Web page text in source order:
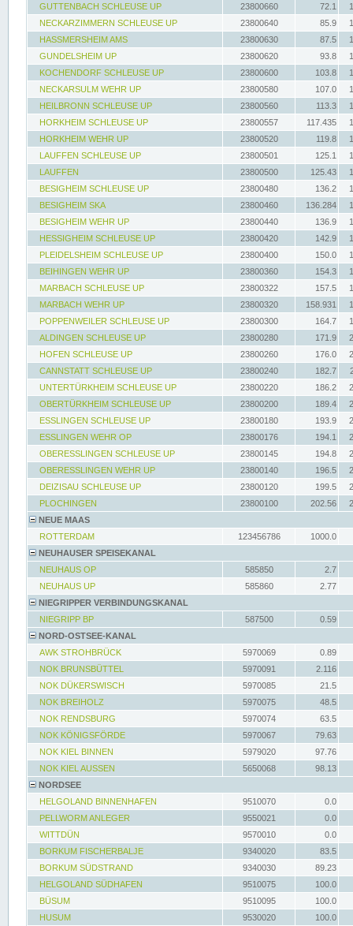
GUTTENBACH SCHLEUSE UP
23800660 72.1
NECKARZIMMERN SCHLEUSE UP
23800640 85.9
HASSMERSHEIM AMS
23800630 87.5
GUNDELSHEIM UP
23800620 93.8
KOCHENDORF SCHLEUSE UP
23800600 103.8
NECKARSULM WEHR UP
23800580 107.0
HEILBRONN SCHLEUSE UP
23800560 113.3
HORKHEIM SCHLEUSE UP
23800557 117.435
HORKHEIM WEHR UP
23800520 119.8
LAUFFEN SCHLEUSE UP
23800501 125.1
LAUFFEN
23800500 125.43
BESIGHEIM SCHLEUSE UP
23800480 136.2
BESIGHEIM SKA
23800460 136.284
BESIGHEIM WEHR UP
23800440 136.9
HESSIGHEIM SCHLEUSE UP
23800420 142.9
PLEIDELSHEIM SCHLEUSE UP
23800400 150.0
BEIHINGEN WEHR UP
23800360 154.3
MARBACH SCHLEUSE UP
23800322 157.5
MARBACH WEHR UP
23800320 158.931
POPPENWEILER SCHLEUSE UP
23800300 164.7
ALDINGEN SCHLEUSE UP
23800280 171.9
HOFEN SCHLEUSE UP
23800260 176.0
CANNSTATT SCHLEUSE UP
23800240 182.7
UNTERTÜRKHEIM SCHLEUSE UP
23800220 186.2
OBERTÜRKHEIM SCHLEUSE UP
23800200 189.4
ESSLINGEN SCHLEUSE UP
23800180 193.9
ESSLINGEN WEHR OP
23800176 194.1
OBERESSLINGEN SCHLEUSE UP
23800145 194.8
OBERESSLINGEN WEHR UP
23800140 196.5
DEIZISAU SCHLEUSE UP
23800120 199.5
PLOCHINGEN
23800100 202.56
NEUE MAAS
ROTTERDAM
123456786
1000.0
NEUHAUSER SPEISEKANAL
NEUHAUS OP
585850
2.7
NEUHAUS UP
585860
2.77
NIEGRIPPER VERBINDUNGSKANAL
NIEGRIPP BP
587500
0.59
NORD-OSTSEE-KANAL
AWK STROHBRÜCK
5970069
0.89
NOK BRUNSBÜTTEL
5970091
2.116
NOK DÜKERSWISCH
5970085
21.5
NOK BREIHOLZ
5970075
48.5
NOK RENDSBURG
5970074
63.5
NOK KÖNIGSFÖRDE
5970067
79.63
NOK KIEL BINNEN
5979020
97.76
NOK KIEL AUSSEN
5650068
98.13
NORDSEE
HELGOLAND BINNENHAFEN
9510070
0.0
PELLWORM ANLEGER
9550021
0.0
WITTDÜN
9570010
0.0
BORKUM FISCHERBALJE
9340020
83.5
BORKUM SÜDSTRAND
9340030
89.23
HELGOLAND SÜDHAFEN
9510075
100.0
BÜSUM
9510095
100.0
HUSUM
9530020 100.0